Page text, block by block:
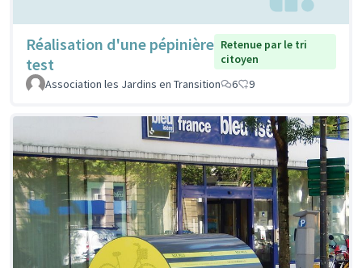
Réalisation d'une pépinière
test
Retenue par le tri
citoyen
Association les Jardins en Transition
6 9